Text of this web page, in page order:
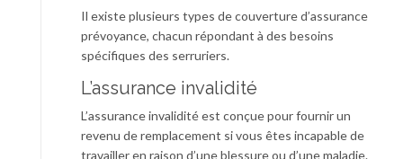
Il existe plusieurs types de couverture d’assurance
prévoyance, chacun répondant à des besoins
spécifiques des serruriers.
L’assurance invalidité
L’assurance invalidité est conçue pour fournir un
revenu de remplacement si vous êtes incapable de
travailler en raison d’une blessure ou d’une maladie.